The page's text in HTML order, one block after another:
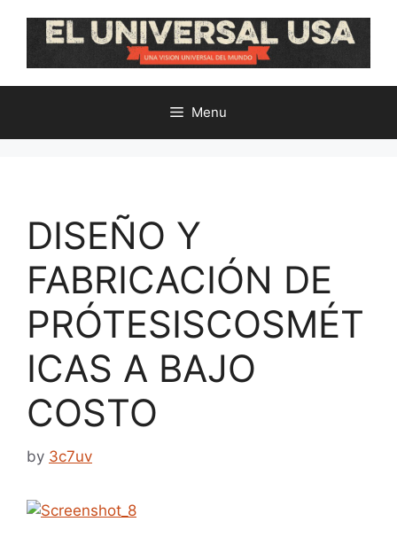
Menu
DISEÑO Y
FABRICACIÓN DE
PRÓTESISCOSMÉT
ICAS A BAJO
COSTO
by 3c7uv